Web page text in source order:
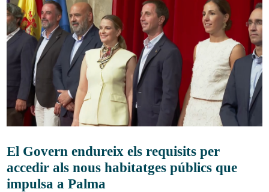
El Govern endureix els requisits per
accedir als nous habitatges públics que
impulsa a Palma